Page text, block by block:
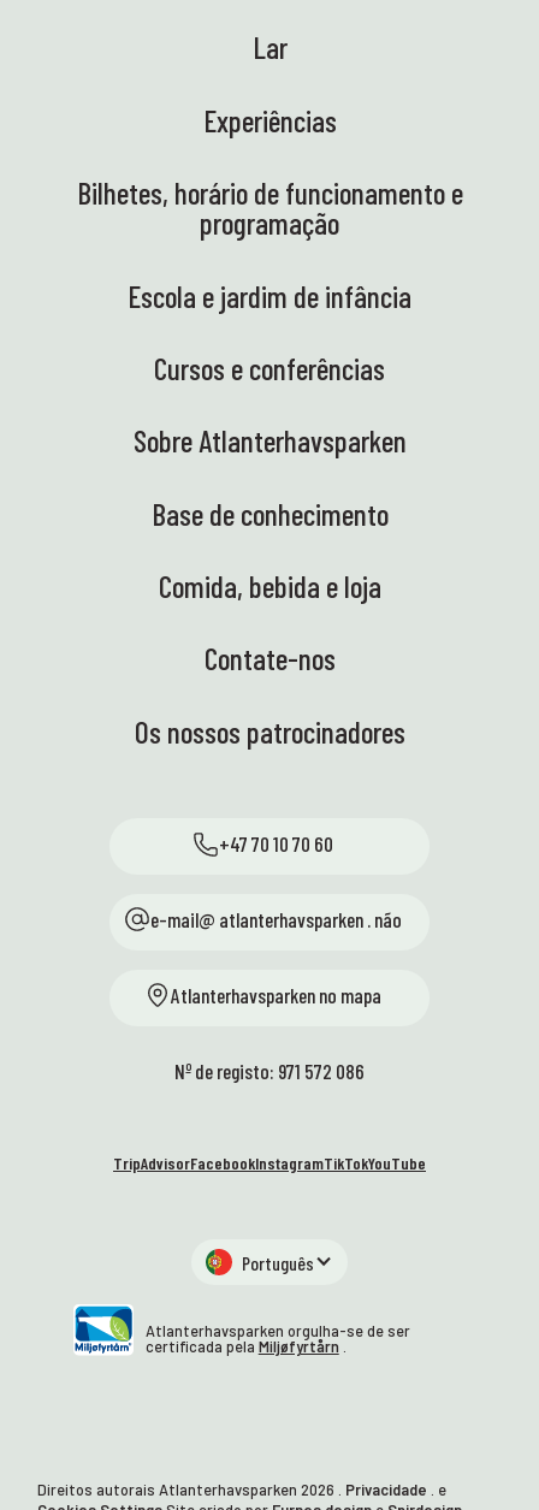
Lar
Experiências
Bilhetes, horário de funcionamento e
programação
Escola e jardim de infância
Cursos e conferências
Sobre Atlanterhavsparken
Base de conhecimento
Comida, bebida e loja
Contate-nos
Os nossos patrocinadores
+47 70 10 70 60
e-mail@ atlanterhavsparken . não
Atlanterhavsparken no mapa
Nº de registo: 971 572 086
TripAdvisorFacebookInstagramTikTokYouTube
Português
Atlanterhavsparken orgulha-se de ser
certificada pela Miljøfyrtårn.
Direitos autorais Atlanterhavsparken2026 Privacidade . e